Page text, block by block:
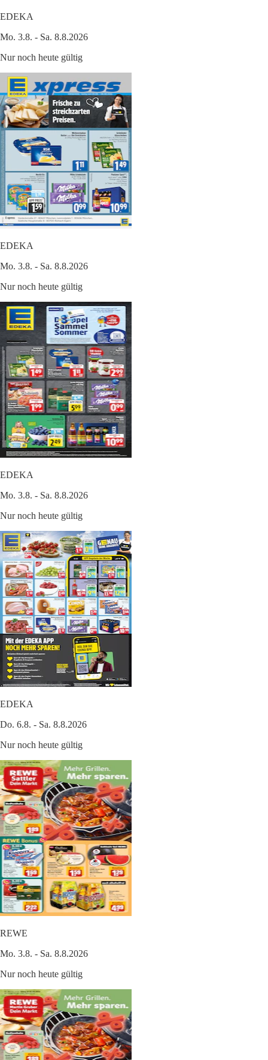
EDEKA
Mo. 3.8. - Sa. 8.8.2026
Nur noch heute gültig
EDEKA
Mo. 3.8. - Sa. 8.8.2026
Nur noch heute gültig
EDEKA
Mo. 3.8. - Sa. 8.8.2026
Nur noch heute gültig
EDEKA
Do. 6.8. - Sa. 8.8.2026
Nur noch heute gültig
REWE
Mo. 3.8. - Sa. 8.8.2026
Nur noch heute gültig